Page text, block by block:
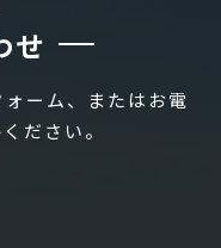
せ
ーム、またはお電
ださい。